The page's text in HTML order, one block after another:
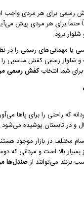
رسمی برای هر مردی
حتماً برای هر مردی پیش
برود.
یا مهمانی‌های رسمی را در
شلوار رسمی کفش مناسبی
شما انتخابکفش رسمی
که راحتی را برای پاها
و در تابستان پوشیده می‌شود.
مختلف در بازار موجود
بسیار بالا است و مردانی که
بزنند می‌توانند ازصندل‌ها